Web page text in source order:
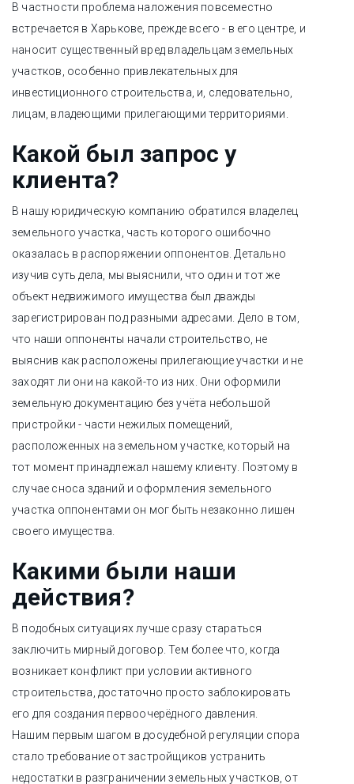
В частности проблема наложения повсеместно
встречается в Харькове, прежде всего - в его центре, и
наносит существенный вред владельцам земельных
участков, особенно привлекательных для
инвестиционного строительства, и, следовательно,
лицам, владеющими прилегающими территориями.
Какой был запрос у
клиента?
В нашу юридическую компанию обратился владелец
земельного участка, часть которого ошибочно
оказалась в распоряжении оппонентов. Детально
изучив суть дела, мы выяснили, что один и тот же
объект недвижимого имущества был дважды
зарегистрирован под разными адресами. Дело в том,
что наши оппоненты начали строительство, не
выяснив как расположены прилегающие участки и не
заходят ли они на какой-то из них. Они оформили
земельную документацию без учёта небольшой
пристройки - части нежилых помещений,
расположенных на земельном участке, который на
тот момент принадлежал нашему клиенту. Поэтому в
случае сноса зданий и оформления земельного
участка оппонентами он мог быть незаконно лишен
своего имущества.
Какими были наши
действия?
В подобных ситуациях лучше сразу стараться
заключить мирный договор. Тем более что, когда
возникает конфликт при условии активного
строительства, достаточно просто заблокировать
его для создания первоочерёдного давления.
Нашим первым шагом в досудебной регуляции спора
стало требование от застройщиков устранить
недостатки в разграничении земельных участков, от